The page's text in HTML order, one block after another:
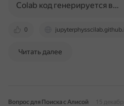
0
Colab код генерируется в…
Читать далее
Вопрос для Поиска с Алисой
15